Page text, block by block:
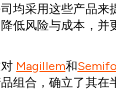
均采用这些产品来
低风险与成本，并
Magillem和
组合，确立了其在